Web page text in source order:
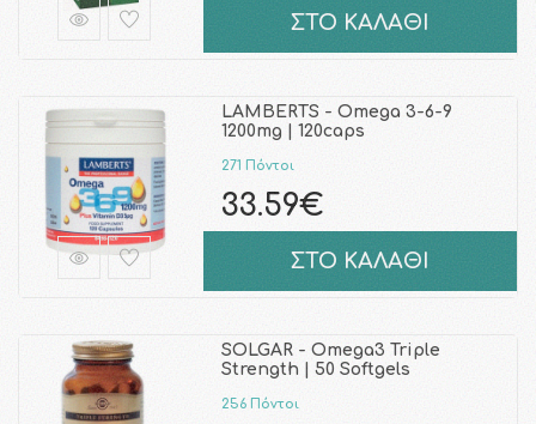
ΣΤΟ ΚΑΛΑΘΙ
LAMBERTS - Omega 3-6-9
1200mg | 120caps
271 Πόντοι
33.59€
ΣΤΟ ΚΑΛΑΘΙ
SOLGAR - Omega3 Triple
Strength | 50 Softgels
256 Πόντοι